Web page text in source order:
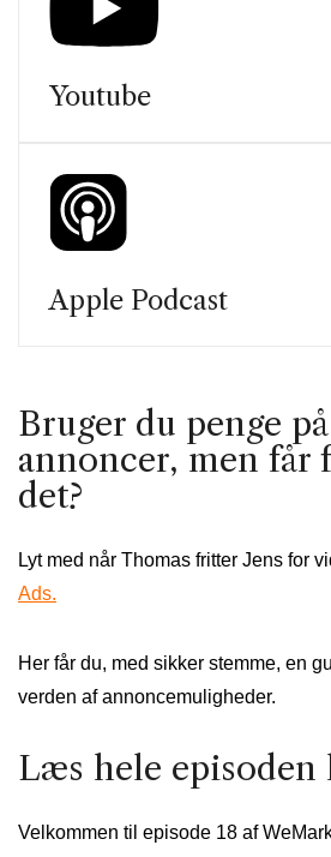
Youtube
Apple Podcast
Bruger du penge
annoncer, men får
det?
Lyt med når Thomas fritter Jens for
Ads.
Her får du, med sikker stemme, en
verden af annoncemuligheder.
Læs hele episoden
Velkommen til episode 18 af